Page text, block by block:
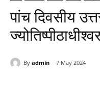
पांच दिवसीय
By admin 7 May 2024